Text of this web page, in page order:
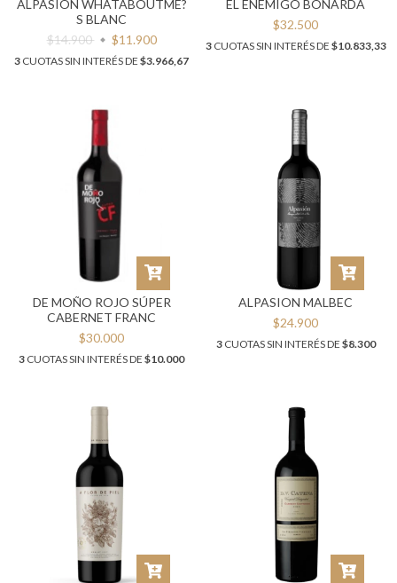
ALPASION WHATABOUTME?
S BLANC
$14.900
$11.900
3 CUOTAS SIN INTERÉS DE $3.966,67
EL ENEMIGO BONARDA
$32.500
3CUOTAS SIN INTERÉS DE $10.833,33
DE MOÑO ROJO SÚPER
CABERNET FRANC
$30.000
3 CUOTAS SIN INTERÉS DE $10.000
ALPASION MALBEC
$24.900
3CUOTAS SIN INTERÉS DE $8.300